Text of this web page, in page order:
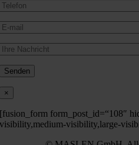
×
[fusion_form form_post_id=“108″
visibility,medium-visibility,large-